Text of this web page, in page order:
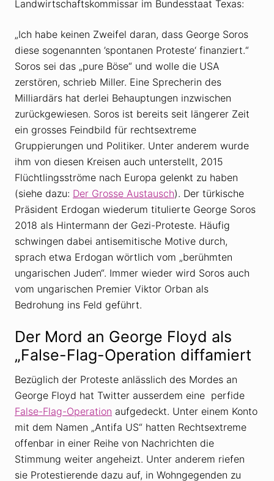
Landwirtschaftskommissar im Bundesstaat Texas:
„Ich habe keinen Zweifel daran, dass George Soros
diese sogenannten ’spontanen Proteste‘ finanziert.“
Soros sei das „pure Böse“ und wolle die USA
zerstören, schrieb Miller. Eine Sprecherin des
Milliardärs hat derlei Behauptungen inzwischen
zurückgewiesen. Soros ist bereits seit längerer Zeit
ein grosses Feindbild für rechtsextreme
Gruppierungen und Politiker. Unter anderem wurde
ihm von diesen Kreisen auch unterstellt, 2015
Flüchtlingsströme nach Europa gelenkt zu haben
(siehe dazu: Der Grosse Austausch). Der türkische
Präsident Erdogan wiederum titulierte George Soros
2018 als Hintermann der Gezi-Proteste. Häufig
schwingen dabei antisemitische Motive durch,
sprach etwa Erdogan wörtlich vom „berühmten
ungarischen Juden“. Immer wieder wird Soros auch
vom ungarischen Premier Viktor Orban als
Bedrohung ins Feld geführt.
Der Mord an George Floyd als
„False-Flag-Operation diffamiert
Bezüglich der Proteste anlässlich des Mordes an
George Floyd hat Twitter ausserdem eine perfide
False-Flag-Operation aufgedeckt. Unter einem Konto
mit dem Namen „Antifa US“ hatten Rechtsextreme
offenbar in einer Reihe von Nachrichten die
Stimmung weiter angeheizt. Unter anderem riefen
sie Protestierende dazu auf, in Wohngegenden zu